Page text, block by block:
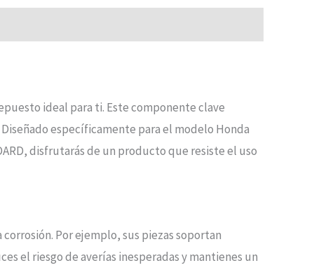
ideal para ti. Este componente clave
específicamente para el modelo Honda
disfrutarás de un producto que resiste el uso
Por ejemplo, sus piezas soportan
el riesgo de averías inesperadas y mantienes un